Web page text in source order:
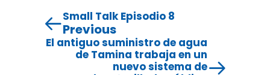
Small Talk Episodio 8
Previous
El antiguo suministro de agua
de Tamina trabaja en un
nuevo sistema de